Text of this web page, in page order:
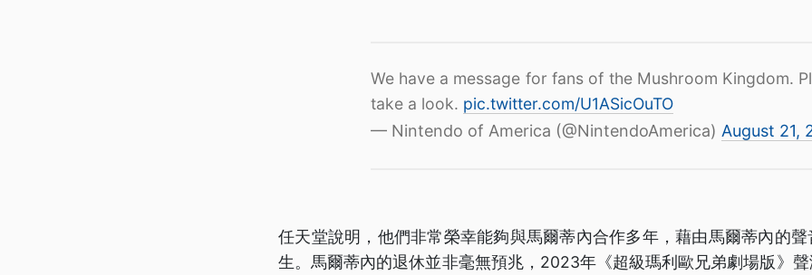
We have a message for fans of the Mushroom Kingdom.
take a look. pic.twitter.com/U1ASicOuTO
— Nintendo of America (@NintendoAmerica) August 21,
任天堂說明，他們非常榮幸能夠與馬爾蒂內合作多年，藉由馬爾蒂內的
生。馬爾蒂內的退休並非毫無預兆，2023年《超級瑪利歐兄弟劇場版》